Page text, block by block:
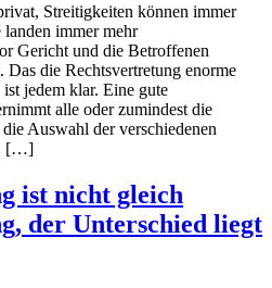
Streitigkeiten können immer
immer mehr
Gericht und die Betroffenen
die Rechtsvertretung enorme
jedem klar. Eine gute
alle oder zumindest die
Auswahl der verschiedenen
[…]
ist nicht gleich
der Unterschied liegt